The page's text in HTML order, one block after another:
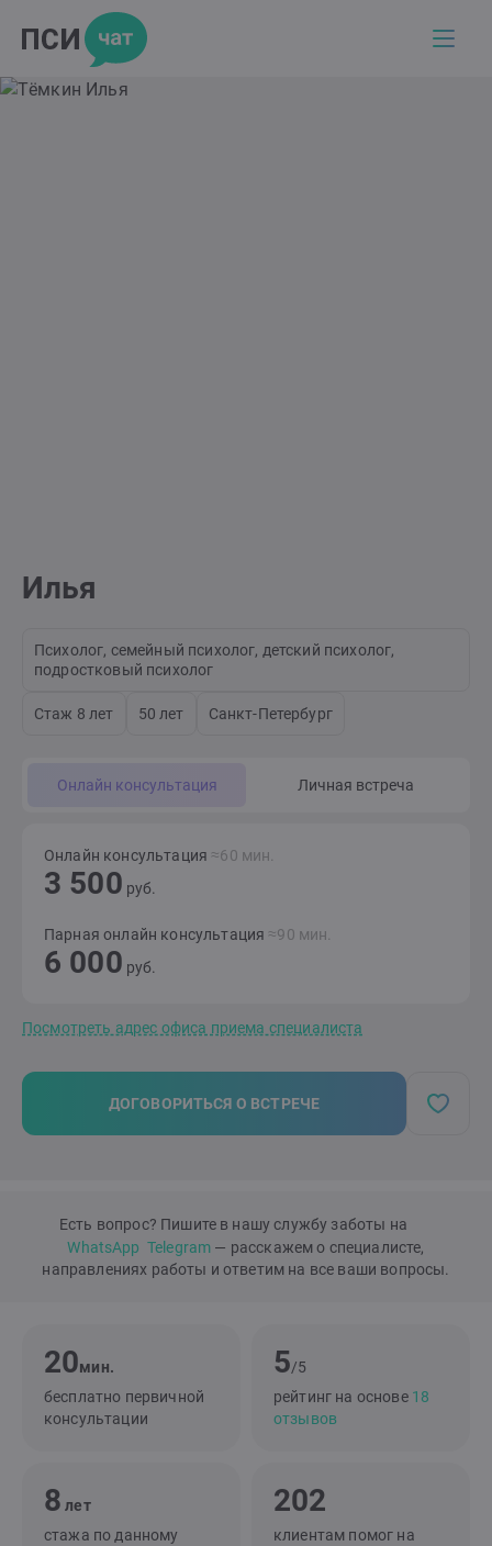
Илья
Психолог, семейный психолог, детский психолог,
подростковый психолог
Стаж 8 лет 50 лет Санкт-Петербург
Онлайн консультация Личная встреча
Онлайн консультация ≈60 мин.
3 500 руб.
Парная онлайн консультация ≈90 мин.
6 000 руб.
Посмотреть адрес офиса приема специалиста
ДОГОВОРИТЬСЯ О ВСТРЕЧЕ
Есть вопрос? Пишите в нашу службу заботы на
WhatsApp Telegram — расскажем о специалисте,
направлениях работы и ответим на все ваши вопросы.
20мин.
бесплатно первичной
консультации
5/5
рейтинг на основе 18
отзывов
8 лет
стажа по данному
202
клиентам помог на